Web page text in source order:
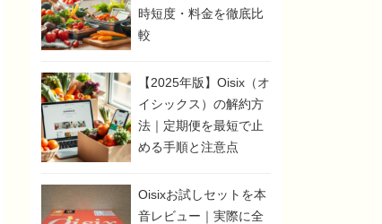
時短度・料金を徹底比
較
【2025年版】Oisix（オ
イシックス）の解約方
法｜定期便を最短で止
める手順と注意点
Oisixお試しセットを本
音レビュー｜実際に全